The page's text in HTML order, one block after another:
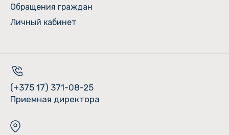
Обращения граждан
Личный кабинет
(+375 17) 371-08-25
Приемная директора